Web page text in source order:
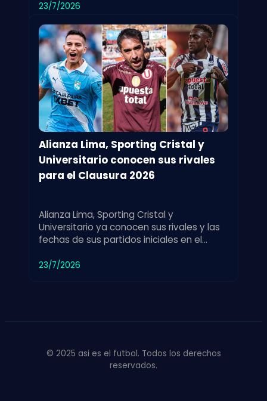
23/7/2026
Alianza Lima, Sporting Cristal y
Universitario conocen sus rivales
para el Clausura 2026
Alianza Lima, Sporting Cristal y
Universitario ya conocen sus rivales y las
fechas de sus partidos iniciales en el
23/7/2026
© 2025 asi es el futbol. Todos los derechos
reservados.